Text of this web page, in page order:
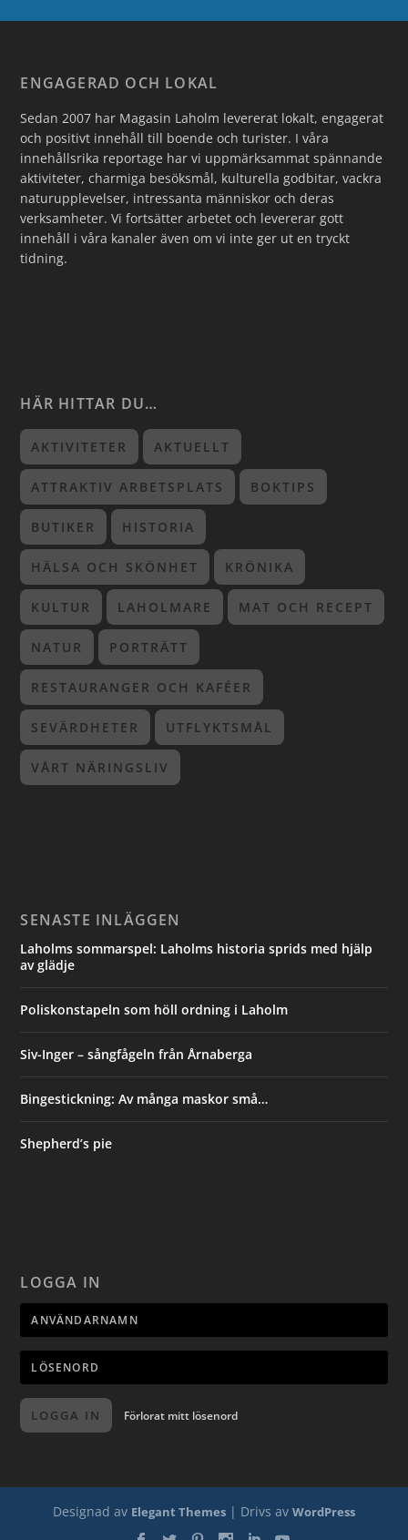
ENGAGERAD OCH LOKAL
Sedan 2007 har Magasin Laholm levererat lokalt, engagerat
och positivt innehåll till boende och turister. I våra
innehållsrika reportage har vi uppmärksammat spännande
aktiviteter, charmiga besöksmål, kulturella godbitar, vackra
naturupplevelser, intressanta människor och deras
verksamheter. Vi fortsätter arbetet och levererar gott
innehåll i våra kanaler även om vi inte ger ut en tryckt
tidning.
HÄR HITTAR DU…
AKTIVITETER AKTUELLT
ATTRAKTIV ARBETSPLATS BOKTIPS
BUTIKER HISTORIA
HÄLSA OCH SKÖNHET KRÖNIKA
KULTUR LAHOLMARE MAT OCH RECEPT
NATUR PORTRÄTT
RESTAURANGER OCH KAFÉER
SEVÄRDHETER UTFLYKTSMÅL
VÅRT NÄRINGSLIV
SENASTE INLÄGGEN
Laholms sommarspel: Laholms historia sprids med hjälp
av glädje
Poliskonstapeln som höll ordning i Laholm
Siv-Inger – sångfågeln från Årnaberga
Bingestickning: Av många maskor små…
Shepherd’s pie
LOGGA IN
LOGGA IN Förlorat mitt lösenord
Designad av Elegant Themes | Drivs av WordPress